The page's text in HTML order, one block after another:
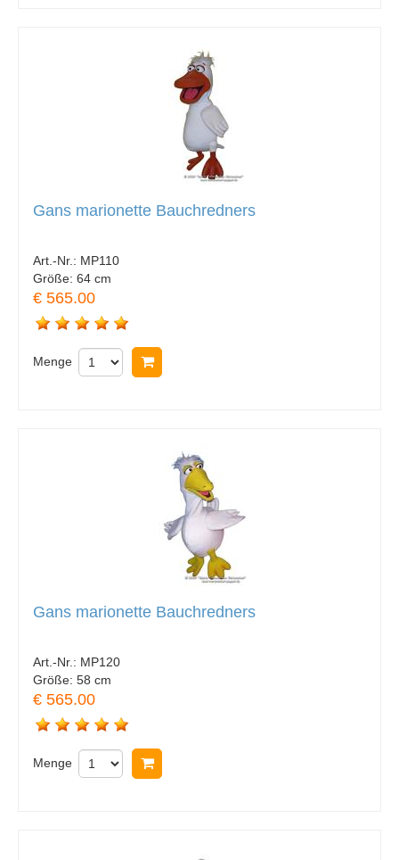
Gans marionette Bauchredners
Art.-Nr.: MP110
Größe: 64 cm
€ 565.00
Menge
Gans marionette Bauchredners
Art.-Nr.: MP120
Größe: 58 cm
€ 565.00
Menge